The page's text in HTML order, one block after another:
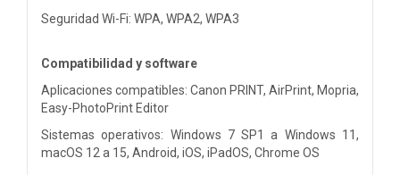
Seguridad Wi-Fi: WPA, WPA2, WPA3
Compatibilidad y software
Aplicaciones compatibles: Canon PRINT, AirPrint, Mopria,
Easy-PhotoPrint Editor
Sistemas operativos: Windows 7 SP1 a Windows 11,
macOS 12 a 15, Android, iOS, iPadOS, Chrome OS